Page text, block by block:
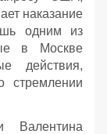
наказание
одним из
в Москве
действия,
стремлении
Валентина